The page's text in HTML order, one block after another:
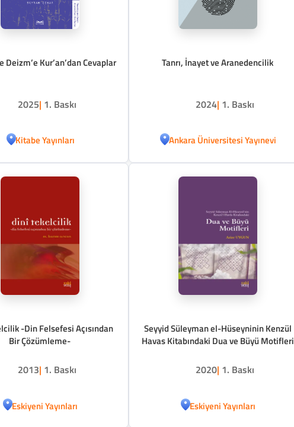
Deizm’e Kur’an’dan Cevaplar
2025| 1. Baskı
Kitabe Yayınları
Tanrı, İnayet ve Aranedencilik
2024| 1. Baskı
Ankara Üniversitesi Yayınevi
-Din Felsefesi Açısından
Bir Çözümleme-
2013| 1. Baskı
Eskiyeni Yayınları
Seyyid Süleyman el-Hüseyninin Kenzül
Havas Kitabındaki Dua ve Büyü Motifleri
2020| 1. Baskı
Eskiyeni Yayınları